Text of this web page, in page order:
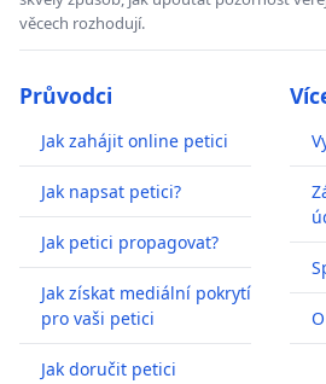
věcech rozhodují.
Průvodci
Jak zahájit online petici
Jak napsat petici?
Jak petici propagovat?
Jak získat mediální pokrytí
pro vaši petici
Jak doručit petici